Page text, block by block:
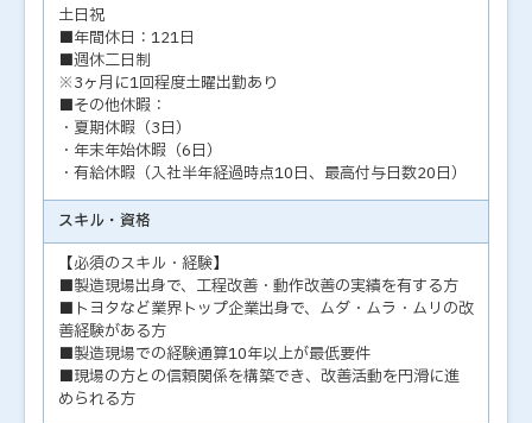
土日祝
■年間休日：121日
■週休二日制
※3ヶ月に1回程度土曜出勤あり
■その他休暇：
・夏期休暇（3日）
・年末年始休暇（6日）
・有給休暇（入社半年経過時点10日、最高付与日数20日）
スキル・資格
【必須のスキル・経験】
■製造現場出身で、工程改善・動作改善の実績を有する方
■トヨタなど業界トップ企業出身で、ムダ・ムラ・ムリの改
善経験がある方
■製造現場での経験通算10年以上が最低要件
■現場の方との信頼関係を構築でき、改善活動を円滑に進
められる方